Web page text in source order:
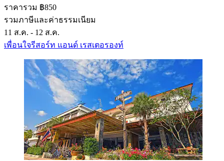
ราคารวม ฿850
รวมภาษีและค่าธรรมเนียม
11 ส.ค. - 12 ส.ค.
เพื่อนใจรีสอร์ท แอนด์ เรสเตอรองท์